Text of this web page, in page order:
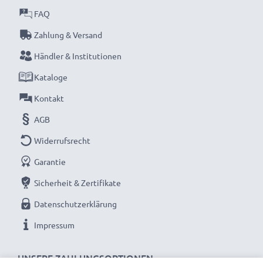
UNSERE ZAHLUNGSOPTIONEN
FAQ
Zahlung & Versand
Händler & Institutionen
Kataloge
Kontakt
AGB
Widerrufsrecht
Garantie
Sicherheit & Zertifikate
Datenschutzerklärung
Impressum